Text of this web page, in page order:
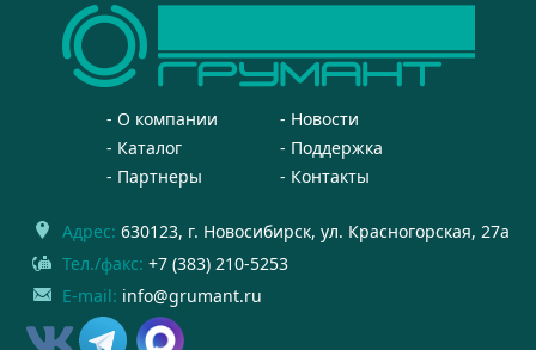
О компании
Новости
Каталог
Поддержка
Партнеры
Контакты
Адрес: 630123, г. Новосибирск, ул. Красногорская, 27а
Тел./факс: +7 (383) 210-5253
E-mail: info@grumant.ru